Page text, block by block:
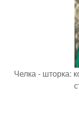
Челка - шторка: